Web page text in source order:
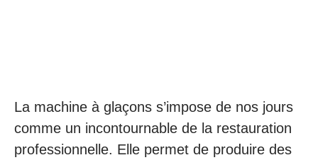
La machine à glaçons s’impose de nos jours
comme un incontournable de la restauration
professionnelle. Elle permet de produire des